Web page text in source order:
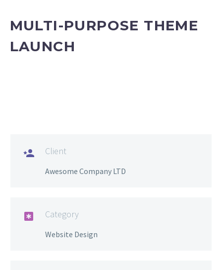
MULTI-PURPOSE THEME
LAUNCH
 Client
Awesome Company LTD
 Category
Website Design